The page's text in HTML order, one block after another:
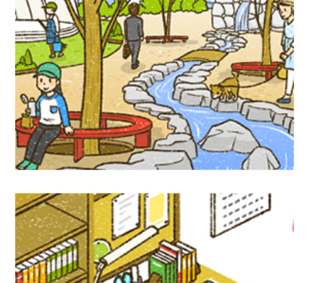
児童書イラスト『グリーンインフラって何
だろう？』PHP研究所